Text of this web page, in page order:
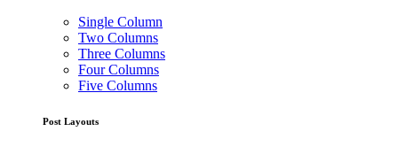
Single Column
Two Columns
Three Columns
Four Columns
Five Columns
Post Layouts